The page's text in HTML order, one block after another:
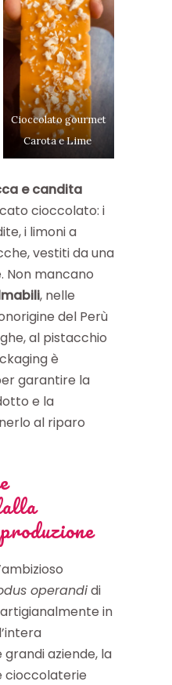
Cioccolato gourmet
Carota e Lime
e candita
cioccolato: i
i limoni a
vestiti da una
Non mancano
, nelle
del Perù
al pistacchio
è
garantire la
e la
al riparo
operandidi
in
aziende, la
cioccolaterie